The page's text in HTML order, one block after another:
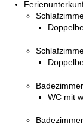
Badezimmer
WC mit
Badezimmer